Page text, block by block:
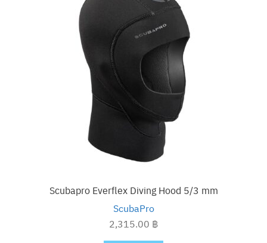
Scubapro Everflex Diving Hood 5/3 mm
ScubaPro
2,315.00 ฿